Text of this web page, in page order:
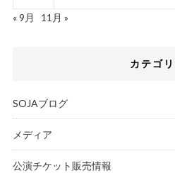
« 9月
11月 »
カテゴ
SOJAブログ
メディア
公演チケット販売情報